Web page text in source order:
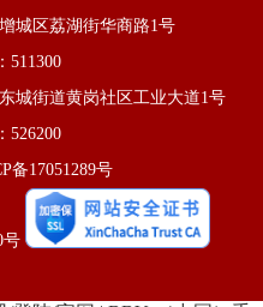
城区荔湖街华商路1号
511300
城街道黄岗社区工业大道1号
526200
备17051289号
号